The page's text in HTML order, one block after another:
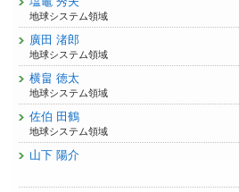
地球システム領域
廣田 渚郎
地球システム領域
横畠 徳太
地球システム領域
佐伯 田鶴
地球システム領域
山下 陽介